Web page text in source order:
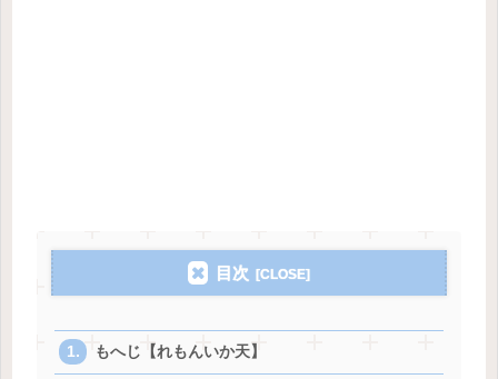
目次
もへじ【れもんいか天】